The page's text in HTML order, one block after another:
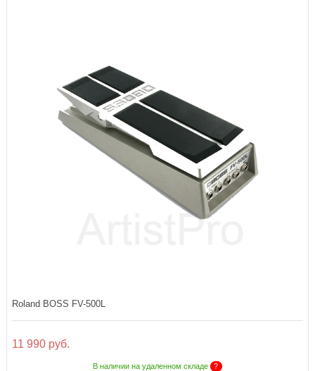
Roland BOSS FV-500L
11 990 руб.
В наличии на удаленном складе ?